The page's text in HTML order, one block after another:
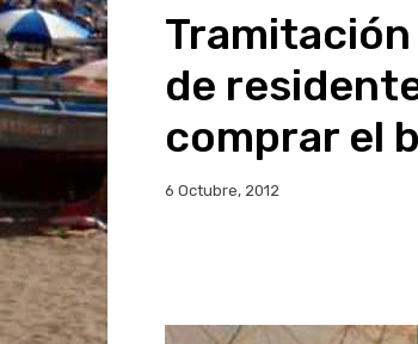
de
comprar el
6 Octubre, 2012